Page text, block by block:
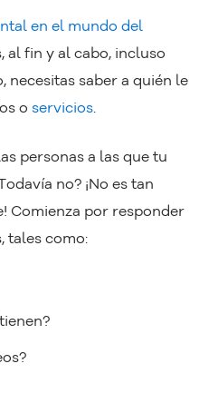
en el mundo del
al fin y al cabo, incluso
necesitas saber a quién le
o servicios
personas a las que tu
no? ¡No es tan
Comienza por responder
tales como: